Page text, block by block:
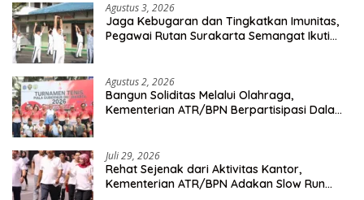
Agustus 3, 2026
Jaga Kebugaran dan Tingkatkan Imunitas,
Pegawai Rutan Surakarta Semangat Ikuti
Agustus 2, 2026
Bangun Soliditas Melalui Olahraga,
Kementerian ATR/BPN Berpartisipasi Dalam
Juli 29, 2026
Rehat Sejenak dari Aktivitas Kantor,
Kementerian ATR/BPN Adakan Slow Run